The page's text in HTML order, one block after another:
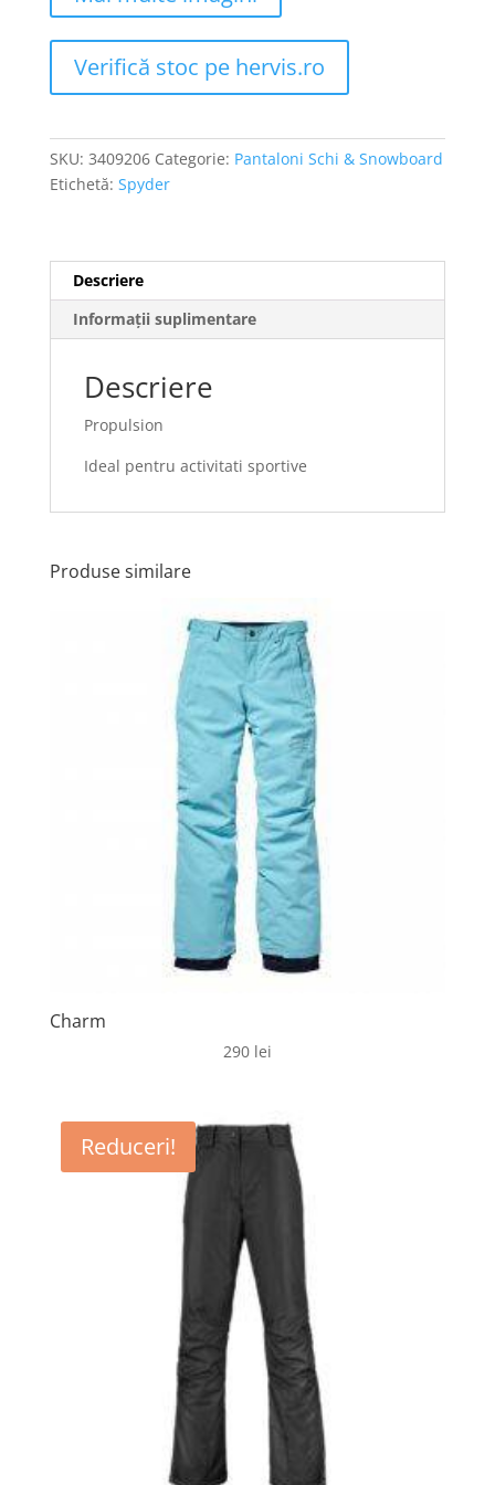
Verifică stoc pe hervis.ro
SKU: 3409206 Categorie: Pantaloni Schi & Snowboard
Etichetă: Spyder
Descriere
Informații suplimentare
Descriere
Propulsion
Ideal pentru activitati sportive
Produse similare
Charm
290 lei
Reduceri!